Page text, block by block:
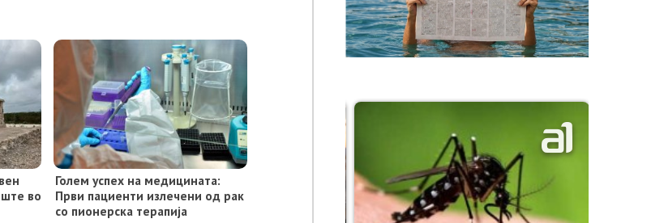
во
Голем успех на медицината:
Први пациенти излечени од рак
со пионерска терапија